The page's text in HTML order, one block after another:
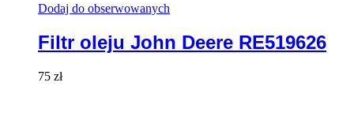
Dodaj do obserwowanych
Filtr oleju John Deere RE519626
75 zł